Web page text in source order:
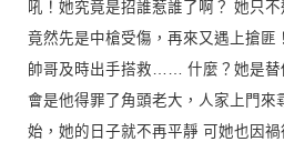
吼！她究竟是招誰惹誰了啊？ 她只
竟然先是中槍受傷，再來又遇上搶匪
帥哥及時出手搭救…… 什麼？她是替
會是他得罪了角頭老大，人家上門來
始，她的日子就不再平靜 可她也因